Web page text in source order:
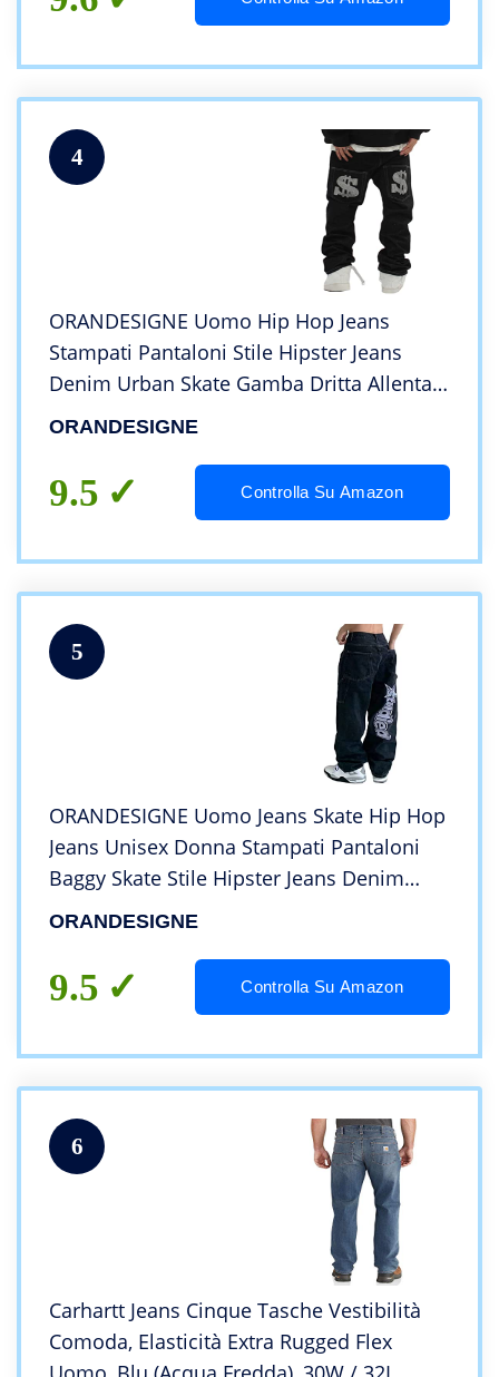
4
ORANDESIGNE Uomo Hip Hop Jeans
Stampati Pantaloni Stile Hipster Jeans
Denim Urban Skate Gamba Dritta Allentata
per Adolescenti Vintage Harajuku Jeans
ORANDESIGNE
9.5 Controlla Su Amazon
5
ORANDESIGNE Uomo Jeans Skate Hip Hop
Jeans Unisex Donna Stampati Pantaloni
Baggy Skate Stile Hipster Jeans Denim
Urban Gamba Dritta Allentata per
Nero L
ORANDESIGNE
9.5 Controlla Su Amazon
6
Carhartt Jeans Cinque Tasche Vestibilità
Comoda, Elasticità Extra Rugged Flex